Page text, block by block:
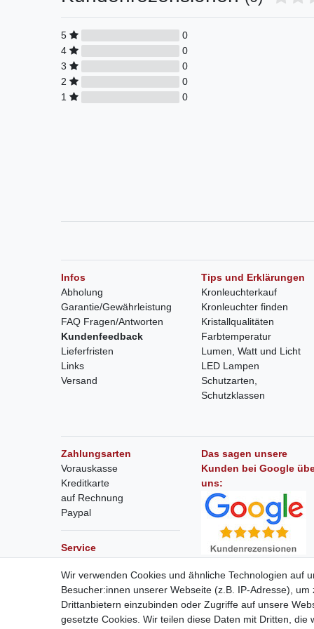
5
0
4
0
3
0
2
0
1
0
Infos
Abholung
Garantie/Gewährleistung
FAQ Fragen/Antworten
Kundenfeedback
Lieferfristen
Links
Versand
Tips und Erklärungen
Kronleuchterkauf
Kronleuchter finden
Kristallqualitäten
Farbtemperatur
Lumen, Watt und Licht
LED Lampen
Schutzarten,
Schutzklassen
Zahlungsarten
Vorauskasse
Kreditkarte
auf Rechnung
Paypal
Service
Zusammenbau
Referenzen
Referenzliste
Das sagen unsere
Kunden bei Google
uns:
Bewerten Sie uns auf
Google
Wir sind sehr stolz auf 5
von 5 Punkten!
Wir verwenden Cookies und ähnliche Technologien auf
Besucher:innen unserer Webseite (z.B. IP-Adresse),
Drittanbietern einzubinden oder Zugriffe auf unsere
gesetzte Cookies. Wir teilen diese Daten mit Dritten, die